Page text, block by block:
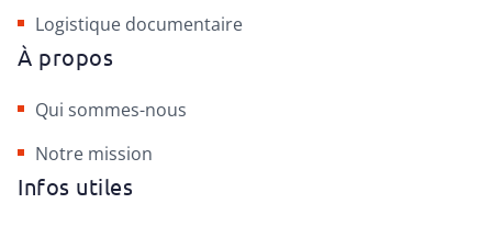
Logistique documentaire
À propos
Qui sommes-nous
Notre mission
Infos utiles